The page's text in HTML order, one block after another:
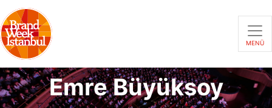
MENÜ
Emre Büyüksoy